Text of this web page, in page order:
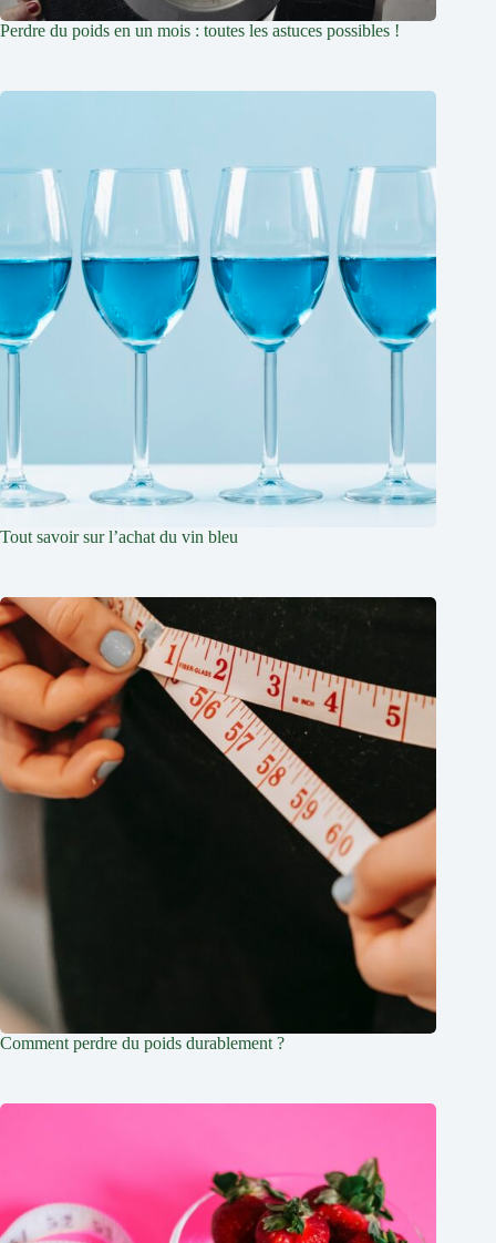
Perdre du poids en un mois : toutes les astuces possibles !
Tout savoir sur l’achat du vin bleu
Comment perdre du poids durablement ?